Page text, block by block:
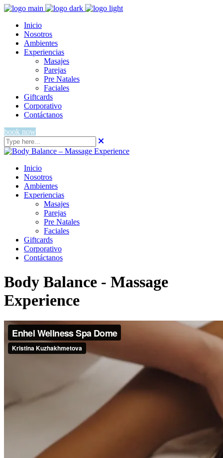
Inicio
Nosotros
Ambientes
Experiencias
Masajes
Parejas
Pre Natales
Faciales
Giftcards
Corporativo
Contáctanos
book now
Inicio
Nosotros
Ambientes
Experiencias
Masajes
Parejas
Pre Natales
Faciales
Giftcards
Corporativo
Contáctanos
Body Balance - Massage
Experience